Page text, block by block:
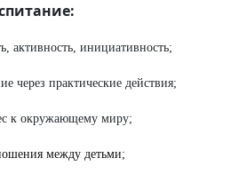
активность, инициативность;
через практические действия;
к окружающему миру;
между детьми;